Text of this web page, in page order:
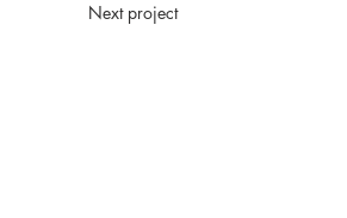
Next project